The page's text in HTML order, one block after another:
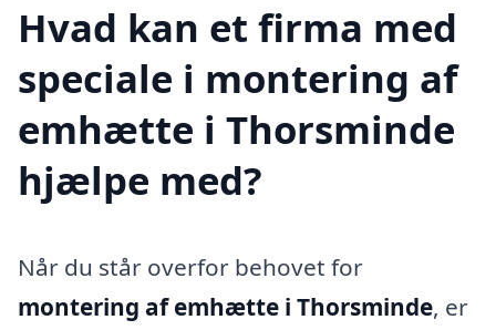
Hvad kan et firma med
speciale i montering af
emhætte i Thorsminde
hjælpe med?
Når du står overfor behovet for
montering af emhætte i Thorsminde, er